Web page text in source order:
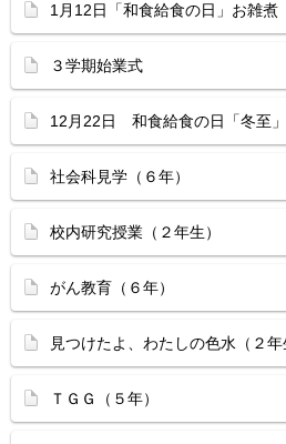
1月12日「和食給食の日」お雑煮
３学期始業式
12月22日 和食給食の日「冬至
社会科見学（６年）
校内研究授業（２年生）
がん教育（６年）
見つけたよ、わたしの色水（２年
ＴＧＧ（５年）